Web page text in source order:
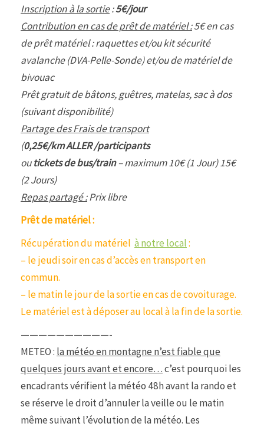
Inscription à la sortie:5€/jour
Contribution en cas de prêt de matériel :5€ en cas
de prêt matériel : raquettes et/ou kit sécurité
avalanche (DVA-Pelle-Sonde) et/ou de matériel de
bivouac
Prêt gratuit de bâtons, guêtres, matelas, sac à dos
(suivant disponibilité)
Partage des Frais de transport
(0,25€/km ALLER /participants
outickets de bus/train– maximum 10€ (1 Jour) 15€
(2 Jours)
Repas partagé :Prix libre
Prêt de matériel :
Récupération du matériel à notre local:
– le jeudi soir en cas d’accès en transport en
commun.
– le matin le jour de la sortie en cas de covoiturage.
Le matériel est à déposer au local à la fin de la sortie.
——————————-
METEO : la météo en montagne n’est fiable que
quelques jours avant et encore…c’est pourquoi les
encadrants vérifient la météo 48h avant la rando et
se réserve le droit d’annuler la veille ou le matin
même suivant l’évolution de la météo. Les